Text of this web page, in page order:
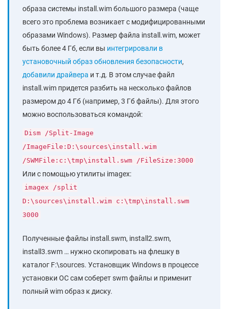
образа системы install.wim большого размера (чаще
всего это проблема возникает с модифицированными
образами Windows). Размер файла install.wim, может
быть более 4 Гб, если вы интегрировали в
установочный образ обновления безопасности,
добавили драйвера и т.д. В этом случае файл
install.wim придется разбить на несколько файлов
размером до 4 Гб (например, 3 Гб файлы). Для этого
можно воспользоваться командой:
Dism /Split-Image
/ImageFile:D:\sources\install.wim
/SWMFile:c:\tmp\install.swm /FileSize:3000
Или с помощью утилиты imagex:
imagex /split
D:\sources\install.wim c:\tmp\install.swm
3000
Полученные файлы install.swm, install2.swm,
install3.swm … нужно скопировать на флешку в
каталог F:\sources. Установщик Windows в процессе
установки ОС сам соберет swm файлы и применит
полный wim образ к диску.